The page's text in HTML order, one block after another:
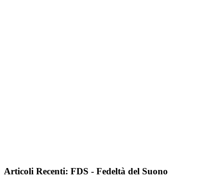
Articoli Recenti: FDS - Fedeltà del Suono